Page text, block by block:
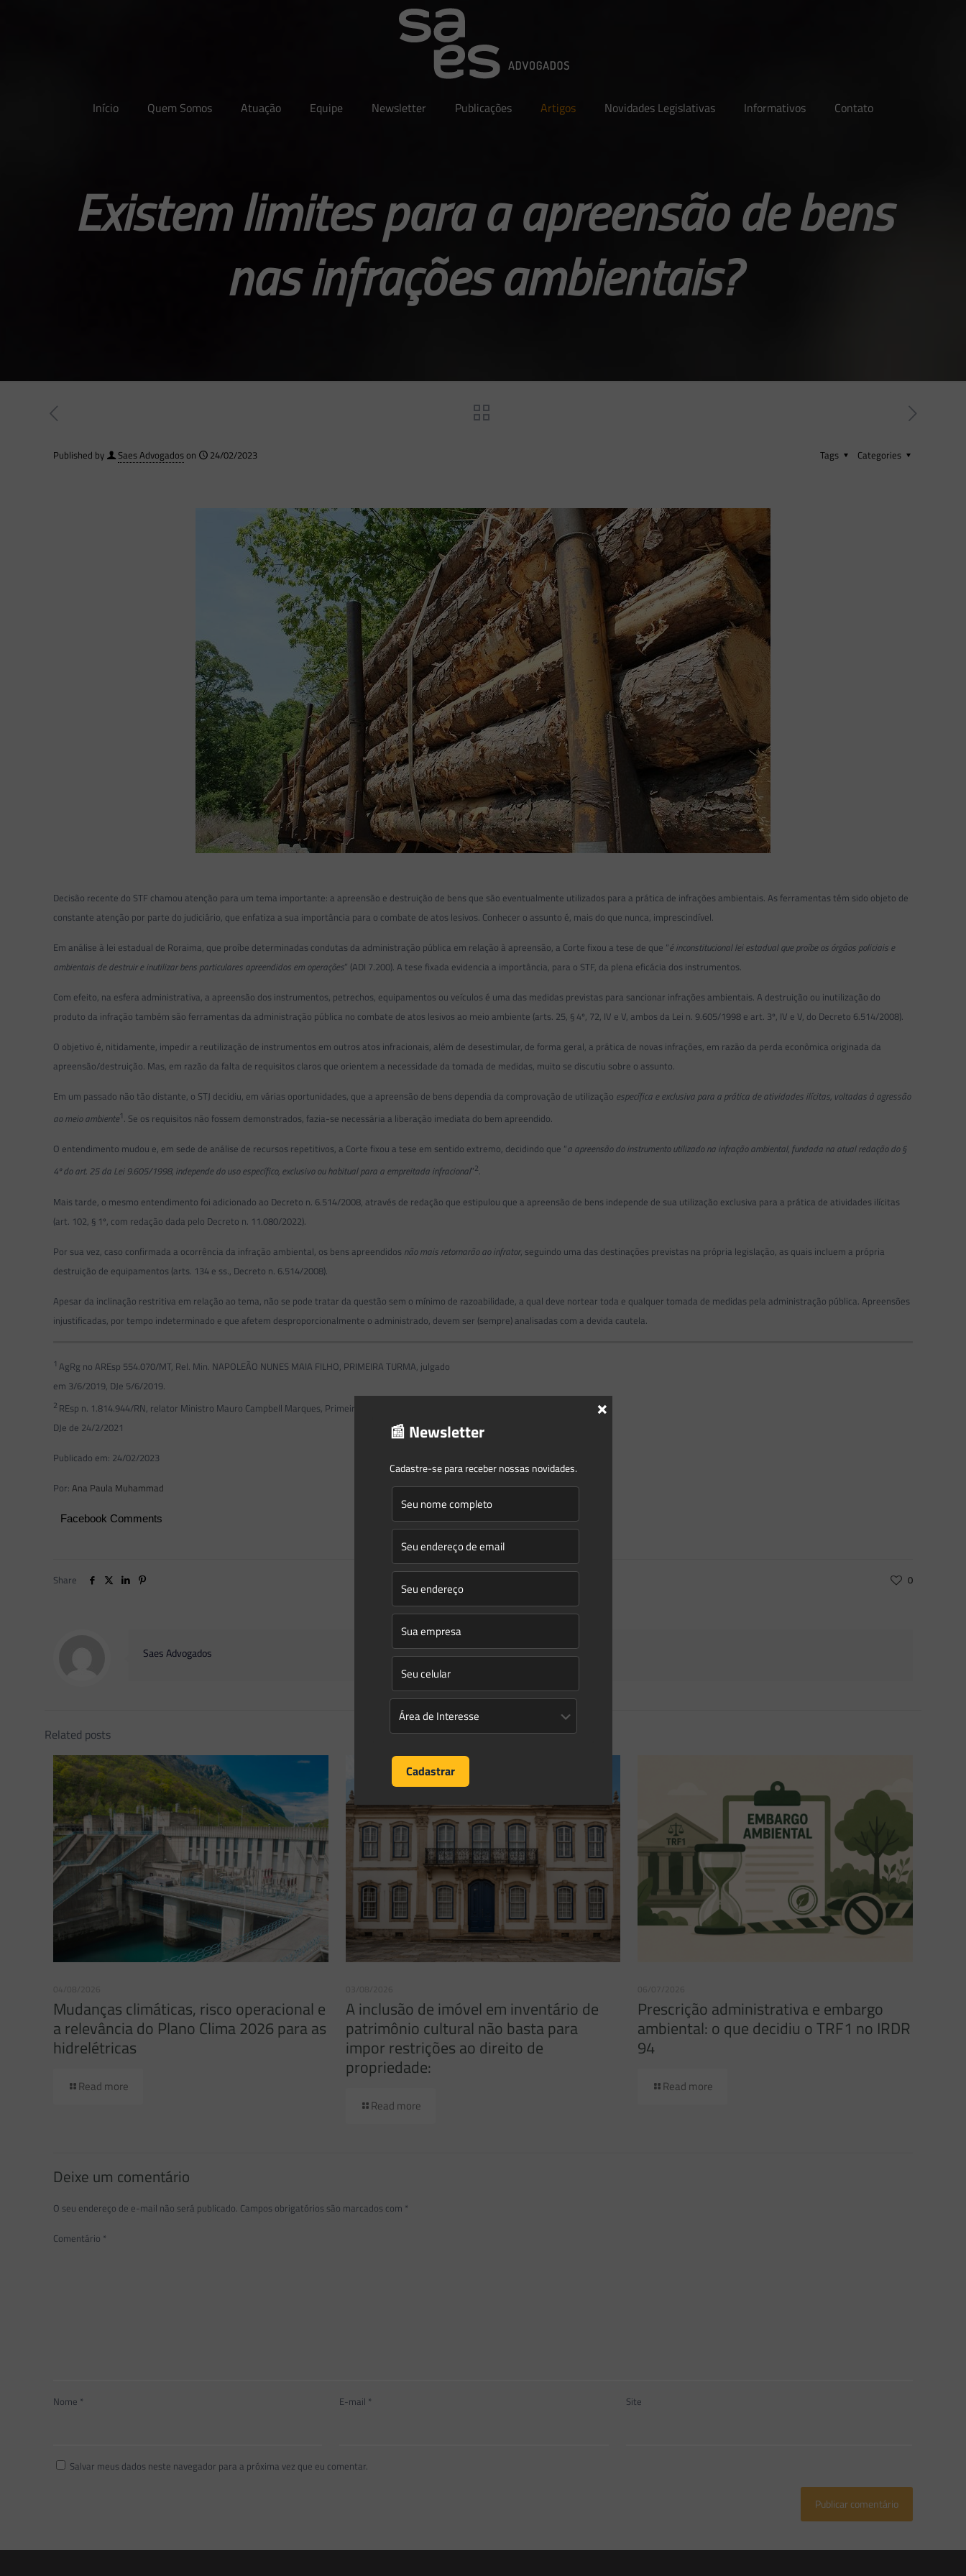
Início Quem Somos Atuação Equipe Newsletter Publicações Artigos Novidades Legislativas Informativos Contato
Existem limites para a apreensão de bens
nas infrações ambientais?
Published by Saes Advogadoson 24/02/2023 Categories
Tags
Decisão recente do STF chamou atenção para um tema importante: a apreensão e destruição de bens que são eventualmente utilizados para a prática de infrações ambientais. As ferramentas têm sido objeto de
constante atenção por parte do judiciário, que enfatiza a sua importância para o combate de atos lesivos. Conhecer o assunto é, mais do que nunca, imprescindível.
Em análise à lei estadual de Roraima, que proíbe determinadas condutas da administração pública em relação à apreensão, a Corte fixou a tese de que “é inconstitucional lei estadual que proíbe os órgãos policiais e
ambientais de destruir e inutilizar bens particulares apreendidos em operações” (ADI 7.200). A tese fixada evidencia a importância, para o STF, da plena eficácia dos instrumentos.
Com efeito, na esfera administrativa, a apreensão dos instrumentos, petrechos, equipamentos ou veículos é uma das medidas previstas para sancionar infrações ambientais. A destruição ou inutilização do
produto da infração também são ferramentas da administração pública no combate de atos lesivos ao meio ambiente (arts. 25, § 4º, 72, IV e V, ambos da Lei n. 9.605/1998 e art. 3º, IV e V, do Decreto 6.514/2008).
O objetivo é, nitidamente, impedir a reutilização de instrumentos em outros atos infracionais, além de desestimular, de forma geral, a prática de novas infrações, em razão da perda econômica originada da
apreensão/destruição. Mas, em razão da falta de requisitos claros que orientem a necessidade da tomada de medidas, muito se discutiu sobre o assunto.
Em um passado não tão distante, o STJ decidiu, em várias oportunidades, que a apreensão de bens dependia da comprovação de utilização específica e exclusiva para a prática de atividades ilícitas, voltadas à agressão
ao meio ambiente1. Se os requisitos não fossem demonstrados, fazia-se necessária a liberação imediata do bem apreendido.
O entendimento mudou e, em sede de análise de recursos repetitivos, a Corte fixou a tese em sentido extremo, decidindo que “a apreensão do instrumento utilizado na infração ambiental, fundada na atual redação do §
4º do art. 25 da Lei 9.605/1998, independe do uso específico, exclusivo ou habitual para a empreitada infracional”2.
Mais tarde, o mesmo entendimento foi adicionado ao Decreto n. 6.514/2008, através de redação que estipulou que a apreensão de bens independe de sua utilização exclusiva para a prática de atividades ilícitas
(art. 102, § 1º, com redação dada pelo Decreto n. 11.080/2022).
Por sua vez, caso confirmada a ocorrência da infração ambiental, os bens apreendidos não mais retornarão ao infrator, seguindo uma das destinações previstas na própria legislação, as quais incluem a própria
destruição de equipamentos (arts. 134 e ss., Decreto n. 6.514/2008).
Apesar da inclinação restritiva em relação ao tema, não se pode tratar da questão sem o mínimo de razoabilidade, a qual deve nortear toda e qualquer tomada de medidas pela administração pública. Apreensões
injustificadas, por tempo indeterminado e que afetem desproporcionalmente o administrado, devem ser (sempre) analisadas com a devida cautela.
1 AgRg no AREsp 554.070/MT, Rel. Min. NAPOLEÃO NUNES MAIA FILHO, PRIMEIRA TURMA, julgado
em 3/6/2019, DJe 5/6/2019.
2 REsp n. 1.814.944/RN, relator Ministro Mauro Campbell Marques, Primeira Seção, julgado em 10/2/2021,
DJe de 24/2/2021
Publicado em: 24/02/2023
Por:Ana Paula Muhammad
Facebook Comments
Share 0
Saes Advogados
Related posts
04/08/2026
Mudanças climáticas, risco operacional e
a relevância do Plano Clima 2026 para as
hidrelétricas
Read more
03/08/2026
A inclusão de imóvel em inventário de
patrimônio cultural não basta para
impor restrições ao direito de
propriedade:
Read more
06/07/2026
Prescrição administrativa e embargo
ambiental: o que decidiu o TRF1 no IRDR
94
Read more
Deixe um comentário
O seu endereço de e-mail não será publicado. Campos obrigatórios são marcados com *
Comentário *
Nome * E-mail * Site
Salvar meus dados neste navegador para a próxima vez que eu comentar.
📰 Newsletter
Cadastre-se para receber nossas novidades.
×